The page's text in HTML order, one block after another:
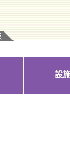
設施